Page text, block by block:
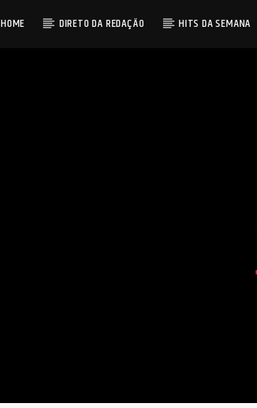
HOME DIRETO DA REDAÇÃO HITS DA SEMANA